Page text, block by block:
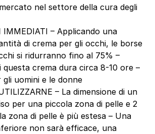
nel settore della cura degli
IMMEDIATI – Applicando una
di crema per gli occhi, le borse
si ridurranno fino al 75% –
questa crema dura circa 8-10 ore –
uomini e le donne
– La dimensione di un
per una piccola zona di pelle e 2
zona di pelle è più estesa – Una
non sarà efficace, una